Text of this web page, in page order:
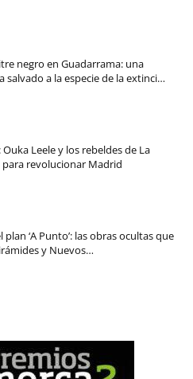
negro en Guadarrama: una
salvado a la especie de la extinci…
Leele y los rebeldes de La
revolucionar Madrid
‘A Punto’: las obras ocultas que
y Nuevos…